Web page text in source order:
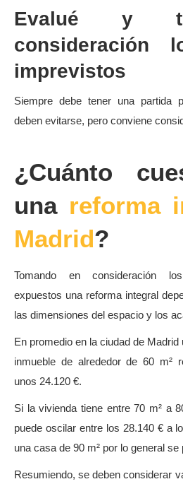
Evalué y
consideración
imprevistos
Siempre debe tener una partida
deben evitarse, pero conviene
¿Cuánto
una reforma
Madrid?
Tomando en consideración
expuestos una reforma integral
las dimensiones del espacio y los
En promedio en la ciudad de
inmueble de alrededor de 60 m²
unos 24.120 €.
Si la vivienda tiene entre 70 m² a
puede oscilar entre los 28.140 € a
una casa de 90 m² por lo general
Resumiendo, se deben considerar